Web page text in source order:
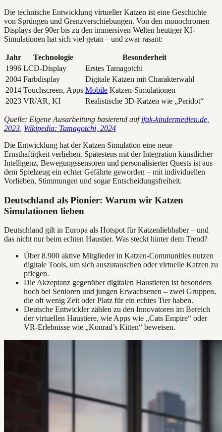
Die technische Entwicklung virtueller Katzen ist eine Geschichte
von Sprüngen und Grenzverschiebungen. Von den monochromen
Displays der 90er bis zu den immersiven Welten heutiger KI-
Simulationen hat sich viel getan – und zwar rasant:
Jahr Technologie
Besonderheit
1996 LCD-Display
Erstes Tamagotchi
2004 Farbdisplay
Digitale Katzen mit Charakterwahl
2014 Touchscreen, Apps Mobile Katzen-Simulationen
2023 VR/AR, KI Realistische 3D-Katzen wie „Peridot“
Quelle: Eigene Ausarbeitung basierend aufifak-kindermedien.de,
2023 Wikipedia: Tamagotchi, 2024
Die Entwicklung hat der Katzen Simulation eine neue
Ernsthaftigkeit verliehen. Spätestens mit der Integration künstlicher
Intelligenz, Bewegungssensoren und personalisierter Quests ist aus
dem Spielzeug ein echter Gefährte geworden – mit individuellen
Vorlieben, Stimmungen und sogar Entscheidungsfreiheit.
Deutschland als Pionier: Warum wir Katzen
Simulationen lieben
Deutschland gilt in Europa als Hotspot für Katzenliebhaber – und
das nicht nur beim echten Haustier. Was steckt hinter dem Trend?
Über 8.900 aktive Mitglieder in Katzen-Communities nutzen
digitale Tools, um sich auszutauschen oder virtuelle Katzen zu
pflegen.
Die Akzeptanz gegenüber digitalen Haustieren ist besonders
hoch bei Senioren und jungen Erwachsenen – zwei Gruppen,
die oft wenig Zeit oder Platz für ein echtes Tier haben.
Deutsche Entwickler zählen zu den Innovatoren im Bereich
der virtuellen Haustiere, wie Apps wie „Cats Empire“ oder
VR-Erlebnisse wie „Konrad’s Kitten“ beweisen.